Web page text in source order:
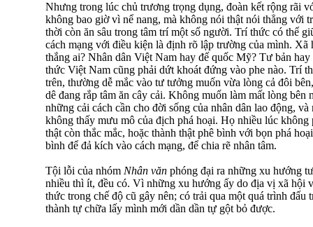
Nhưng trong lúc chủ trương trọng dụng, đoàn kết rộng rãi
không bao giờ vì nể nang, mà không nói thật nói thẳng với
thời còn ăn sâu trong tâm trí một số người. Trí thức có thể
cách mạng với điều kiện là định rõ lập trường của mình. Xã
thắng ai? Nhân dân Việt Nam hay đế quốc Mỹ? Tư bản
thức Việt Nam cũng phải dứt khoát đứng vào phe nào. Trí
trên, thường dễ mắc vào tư tưởng muốn vừa lòng cả đôi
dê đang rắp tâm ăn cây cải. Không muốn làm mất lòng bên
những cải cách cần cho đời sống của nhân dân lao động, và
không thấy mưu mô của địch phá hoại. Họ nhiều lúc
thật còn thắc mắc, hoặc thành thật phê bình với bọn phá
bình để đả kích vào cách mạng, để chia rẽ nhân tâm.
Tội lỗi của nhóm Nhân văn phóng đại ra những xu hướng
nhiều thì ít, đều có. Vì những xu hướng ấy do địa vị xã hội
thức trong chế độ cũ gây nên; có trải qua một quá trình đấu
thành tự chữa lấy mình mới dần dần tự gột bỏ được.